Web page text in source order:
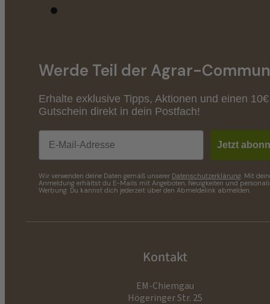
Werde Teil der Agrar-
Erhalte exklusive Tipps, Aktionen und einen 10€
Gutschein direkt in dein Postfach!
Jetzt
Wir verwenden deine Daten gemäß unserer Datenschutzerklärung. Mit
Anmeldung erhältst du E-Mails mit Angeboten, Neuigkeiten und
Werbung. Du kannst dich jederzeit über den Abmeldelink abmelden.
Kontakt
EM-Chiemgau
Högeringer Str. 25